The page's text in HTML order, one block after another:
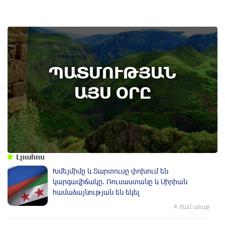
ՊԱՏՄՈՒԹՅԱՆ
ԱՅՍ ՕՐԸ
9th of August
Անտառային հրդեհներից պաշտպանության
օր. պատմության այս օրը (9 օգոստոս)
Լրահոս
Խմեյմիմը և Տարտուսը փոխում են
կարգավիճակը. Ռուսաստանը և Սիրիան
համաձայնության են եկել
4 ժամ առաջ